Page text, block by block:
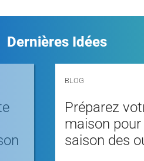
Dernières Idées
BLOG
Préparez
maison pour
saison des